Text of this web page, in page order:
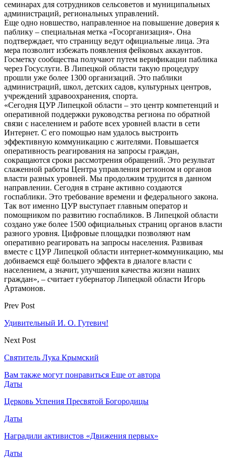
семинарах для сотрудников сельсоветов и муниципальных
администраций, региональных управлений.
Еще одно новшество, направленное на повышение доверия к
паблику – специальная метка «Госорганизация». Она
подтверждает, что страницу ведут официальные лица. Эта
мера позволит избежать появления фейковых аккаунтов.
Госметку сообщества получают путем верификации паблика
через Госуслуги. В Липецкой области такую процедуру
прошли уже более 1300 организаций. Это паблики
администраций, школ, детских садов, культурных центров,
учреждений здравоохранения, спорта.
«Сегодня ЦУР Липецкой области – это центр компетенций и
оперативной поддержки руководства региона по обратной
связи с населением и работе всех уровней власти в сети
Интернет. С его помощью нам удалось выстроить
эффективную коммуникацию с жителями. Повышается
оперативность реагирования на запросы граждан,
сокращаются сроки рассмотрения обращений. Это результат
слаженной работы Центра управления регионом и органов
власти разных уровней. Мы продолжим трудится в данном
направлении. Сегодня в стране активно создаются
госпаблики. Это требование времени и федерального закона.
Так вот именно ЦУР выступает главным оператор и
помощником по развитию госпабликов. В Липецкой области
создано уже более 1500 официальных страниц органов власти
разного уровня. Цифровые площадки позволяют нам
оперативно реагировать на запросы населения. Развивая
вместе с ЦУР Липецкой области интернет-коммуникацию, мы
добиваемся ещё большего эффекта в диалоге власти с
населением, а значит, улучшения качества жизни наших
граждан», – считает губернатор Липецкой области Игорь
Артамонов.
Prev Post
Удивительный И. О. Гутевич!
Next Post
Святитель Лука Крымский
Вам также могут понравиться Еще от автора
Даты
Церковь Успения Пресвятой Богородицы
Даты
Наградили активистов «Движения первых»
Даты